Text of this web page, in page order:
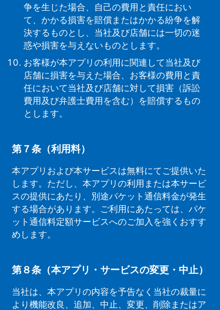
争を生じた場合、自己の費用と責任におい
て、かかる損害を賠償またはかかる紛争を解
決するものとし、当社及び店舗には一切の迷
惑や損害を与えないものとします。
お客様が本アプリの利用に関連して当社及び
店舗に損害を与えた場合、お客様の費用と責
任において当社及び店舗に対して損害（訴訟
費用及び弁護士費用を含む）を賠償するもの
とします。
第７条（利用料）
本アプリおよび本サービスは無料にてご提供いた
します。ただし、本アプリの利用または本サービ
スの提供にあたり、別途パケット通信料金が発生
する場合があります。ご利用にあたっては、パケ
ット通信料定額サービスへのご加入を強くおすす
めします。
第８条（本アプリ・サービスの変更・中止）
当社は、本アプリの内容を予告なく当社の裁量に
より機能改良、追加、中止、変更、削除またはア